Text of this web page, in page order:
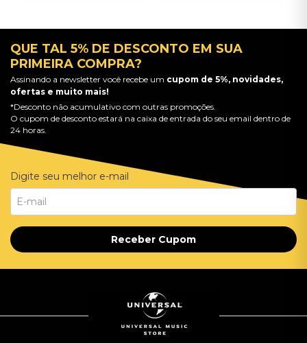
QUE TAL 5% DE DESCONTO EM SUA
PRIMEIRA COMPRA?
Assinando a newsletter você recebe um cupom de 5%, novidades,
ofertas e muito mais!
*Desconto não acumulativo com outras promoções.
O cupom de desconto estará na caixa de entrada do seu email dentro de
24 horas.
Digite seu melhor e-mail
Receber Cupom